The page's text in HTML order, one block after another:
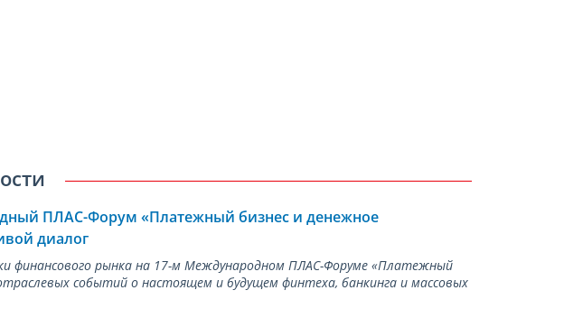
ПЛАС-Форум «Платежный бизнес и денежное
диалог
финансового рынка на 17-м Международном ПЛАС-Форуме «Платежный
событий о настоящем и будущем финтеха, банкинга и массовых